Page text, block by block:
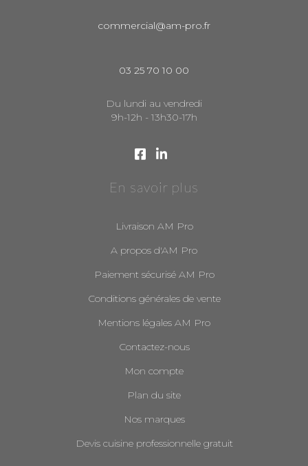
commercial@am-pro.fr
03 25 70 10 00
Du lundi au vendredi
9h-12h - 13h30-17h
En savoir plus
Livraison AM Pro
A propos d'AM Pro
Paiement sécurisé AM Pro
Conditions générales de vente
Mentions légales AM Pro
Contactez-nous
Mon compte
Plan du site
Nos marques
Devis cuisine professionnelle gratuit